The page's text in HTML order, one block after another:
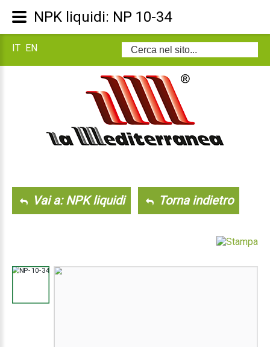
Cerca...
IT EN
Vai a: NPK liquidi Torna indietro
NPK liquidi: NP 10-34